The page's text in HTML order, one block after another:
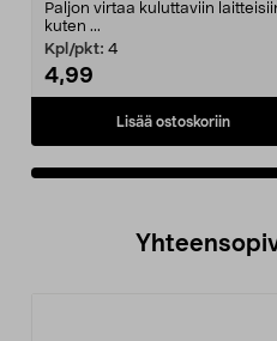
Paljon virtaa kuluttaviin
kuten ...
Kpl/pkt: 4
4,99
Lisää ostoskoriin